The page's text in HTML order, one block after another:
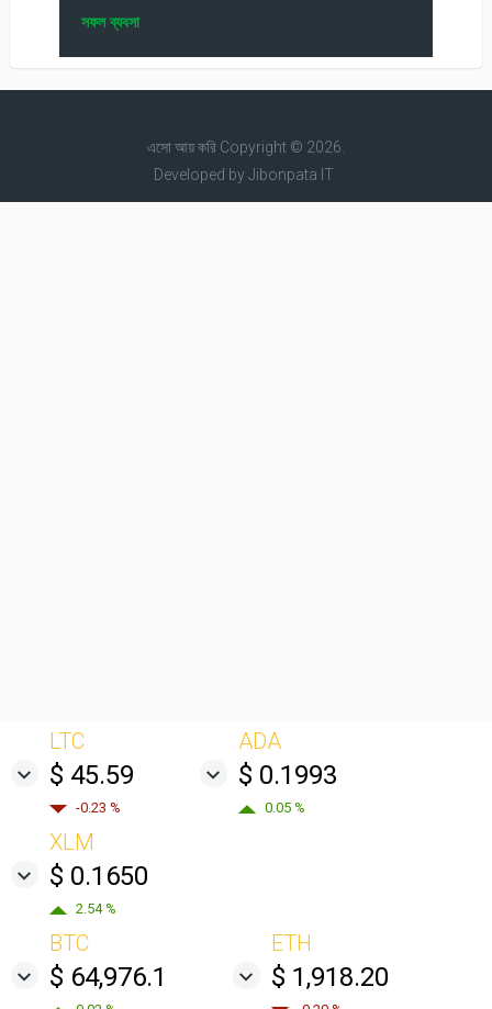
সফল ব্যবসা
এসো আয় করিCopyright © 2026.
Developed byJibonpata IT
LTC
$ 45.59
-0.23 %
ADA
$ 0.1993
0.05 %
XLM
$ 0.1650
2.54 %
BTC
$ 64,976.1
ETH
$ 1,918.20